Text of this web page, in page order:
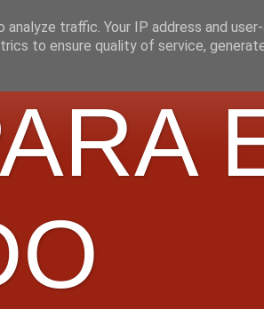
traffic. Your IP address and
to ensure quality of service,